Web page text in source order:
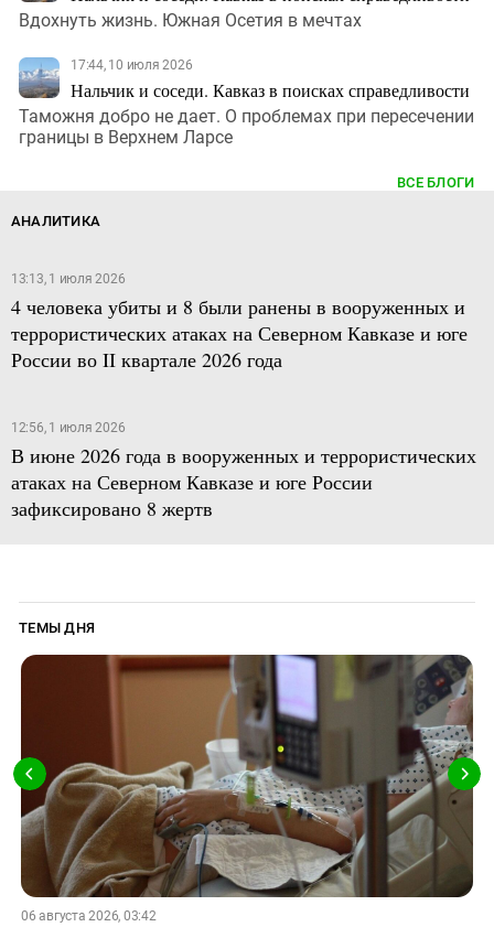
Вдохнуть жизнь. Южная Осетия в мечтах
17:44, 10 июля 2026
Нальчик и соседи. Кавказ в поисках справедливости
Таможня добро не дает. О проблемах при пересечении
границы в Верхнем Ларсе
ВСЕ БЛОГИ
АНАЛИТИКА
13:13, 1 июля 2026
4 человека убиты и 8 были ранены в вооруженных и
террористических атаках на Северном Кавказе и юге
России во II квартале 2026 года
12:56, 1 июля 2026
В июне 2026 года в вооруженных и террористических
атаках на Северном Кавказе и юге России
зафиксировано 8 жертв
ТЕМЫ ДНЯ
06 августа 2026, 03:42